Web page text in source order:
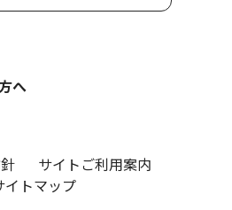
へ
サイトご利用案内
イトマップ